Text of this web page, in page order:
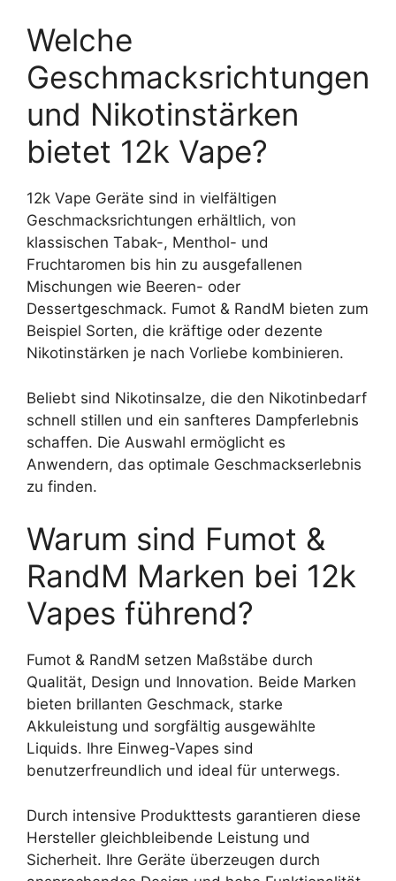
Welche
Geschmacksrichtungen
und Nikotinstärken
bietet 12k Vape?
12k Vape Geräte sind in vielfältigen
Geschmacksrichtungen erhältlich, von
klassischen Tabak-, Menthol- und
Fruchtaromen bis hin zu ausgefallenen
Mischungen wie Beeren- oder
Dessertgeschmack. Fumot & RandM bieten zum
Beispiel Sorten, die kräftige oder dezente
Nikotinstärken je nach Vorliebe kombinieren.
Beliebt sind Nikotinsalze, die den Nikotinbedarf
schnell stillen und ein sanfteres Dampferlebnis
schaffen. Die Auswahl ermöglicht es
Anwendern, das optimale Geschmackserlebnis
zu finden.
Warum sind Fumot &
RandM Marken bei 12k
Vapes führend?
Fumot & RandM setzen Maßstäbe durch
Qualität, Design und Innovation. Beide Marken
bieten brillanten Geschmack, starke
Akkuleistung und sorgfältig ausgewählte
Liquids. Ihre Einweg-Vapes sind
benutzerfreundlich und ideal für unterwegs.
Durch intensive Produkttests garantieren diese
Hersteller gleichbleibende Leistung und
Sicherheit. Ihre Geräte überzeugen durch